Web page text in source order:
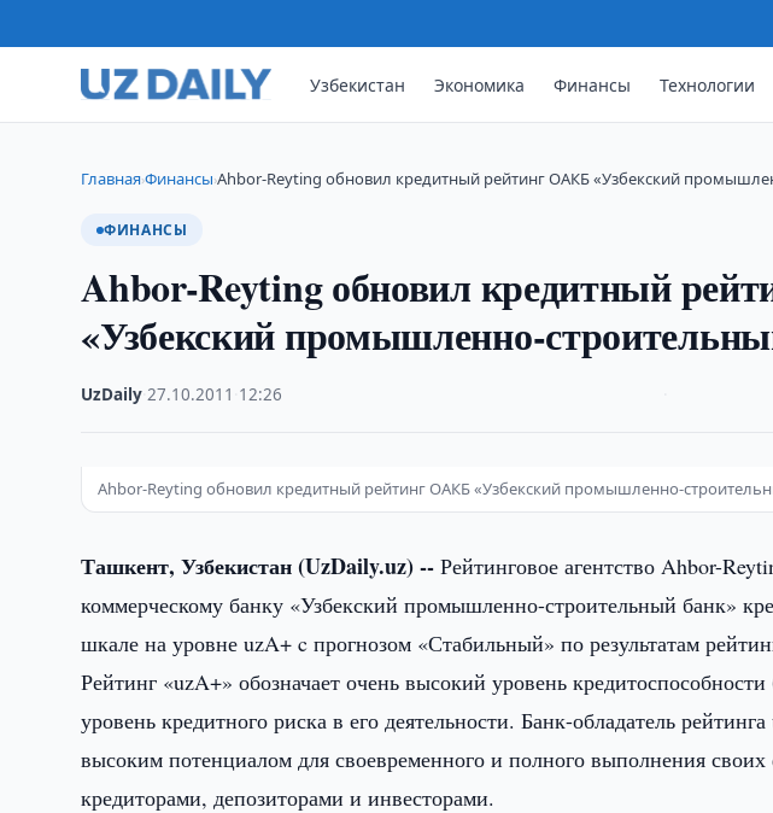
Узбекистан Экономика Финансы Технологии
Главная›Финансы›Ahbor-Reyting обновил кредитный рейтинг ОАКБ «Узбекский
ФИНАНСЫ
Ahbor-Reyting обновил кредитный
«Узбекский промышленно-
UzDaily ·27.10.2011 12:26
Ahbor-Reyting обновил кредитный рейтинг ОАКБ «Узбекский промышленно-
Ташкент, Узбекистан (UzDaily.uz) -- Рейтинговое агентство Ahbor-
коммерческому банку «Узбекский промышленно-строительный банк»
шкале на уровне uzA+ c прогнозом «Стабильный» по результатам
Рейтинг «uzA+» обозначает очень высокий уровень
уровень кредитного риска в его деятельности. Банк-обладатель
высоким потенциалом для своевременного и полного выполнения своих
кредиторами, депозиторами и инвесторами.